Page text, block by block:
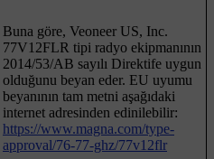
Buna göre, Veoneer US, Inc.
77V12FLR tipi radyo ekipmanının
2014/53/AB sayılı Direktife uygun
olduğunu beyan eder. EU uyumu
beyanının tam metni aşağıdaki
internet adresinden edinilebilir:
https://www.magna.com/type-
approval/76-77-ghz/77v12flr